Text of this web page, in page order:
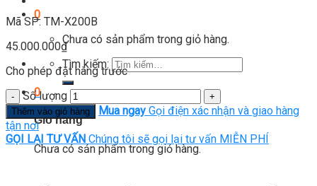
0
Chưa có sản phẩm trong giỏ hàng.
Tìm kiếm:
0
Giỏ hàng
Chưa có sản phẩm trong giỏ hàng.
Mã SP: TM-X200B
45.000.000₫
Cho phép đặt hàng trước
Số lượng
Thêm vào giỏ hàng Mua ngay Gọi điện xác nhận và giao hàng
tận nơi
GỌI LẠI TƯ VẤN Chúng tôi sẽ gọi lại tư vấn MIỄN PHÍ